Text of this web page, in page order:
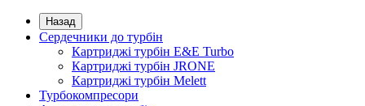
Назад
Сердечники до турбін
Картриджі турбін E&E Turbo
Картриджі турбін JRONE
Картриджі турбін Melett
Турбокомпресори